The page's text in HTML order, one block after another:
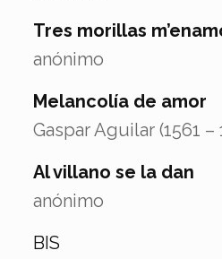
Tres morillas
anónimo
Melancolía de amor
Gaspar Aguilar (1561 –
Al villano se la dan
anónimo
BIS